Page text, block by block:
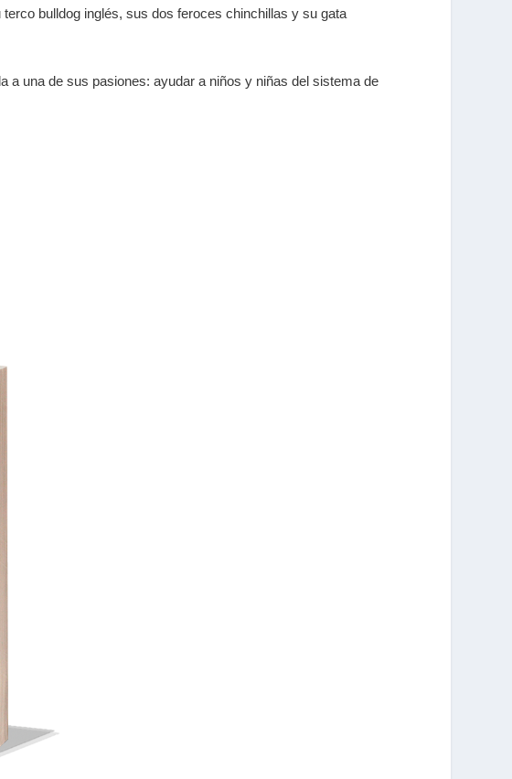
bulldog inglés, sus dos feroces chinchillas y su gata
a una de sus pasiones: ayudar a niños y niñas del sistema de